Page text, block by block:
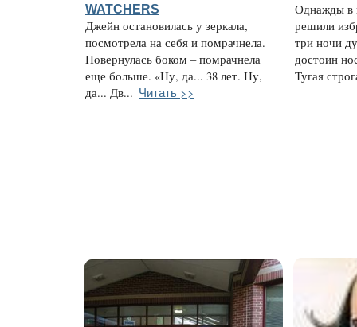
WATCHERS
Джейн остановилась у зеркала,
посмотрела на себя и помрачнела.
Повернулась боком – помрачнела
еще больше. «Ну, да... 38 лет. Ну,
да... Дв... Читать >>
Однажды в
решили
три ночи
достоин
Тугая